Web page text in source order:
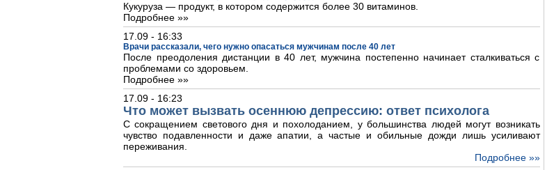
Кукуруза — продукт, в котором содержится более 30 витаминов.
Подробнее »»
17.09 - 16:33
Врачи рассказали, чего нужно опасаться мужчинам после 40 лет
После преодоления дистанции в 40 лет, мужчина постепенно начинает сталкиваться с
проблемами со здоровьем.
Подробнее »»
17.09 - 16:23
Что может вызвать осеннюю депрессию: ответ психолога
С сокращением светового дня и похолоданием, у большинства людей могут возникать
чувство подавленности и даже апатии, а частые и обильные дожди лишь усиливают
переживания.
Подробнее »»